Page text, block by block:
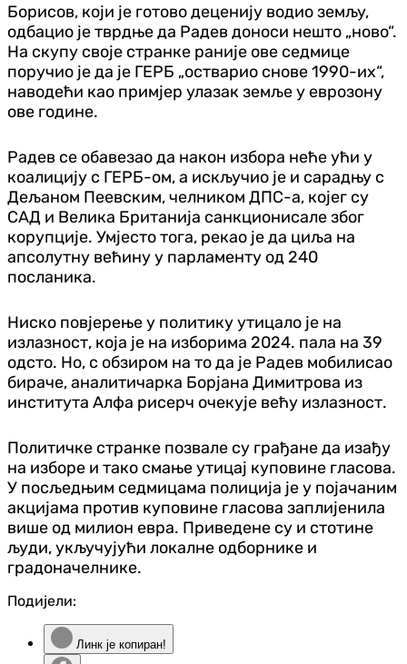
Борисов, који је готово деценију водио земљу,
одбацио је тврдње да Радев доноси нешто „ново“.
На скупу своје странке раније ове седмице
поручио је да је ГЕРБ „остварио снове 1990-их“,
наводећи као примјер улазак земље у еврозону
ове године.
Радев се обавезао да након избора неће ући у
коалицију с ГЕРБ-ом, а искључио је и сарадњу с
Дељаном Пеевским, челником ДПС-а, којег су
САД и Велика Британија санкционисале због
корупције. Умјесто тога, рекао је да циља на
апсолутну већину у парламенту од 240
посланика.
Ниско повјерење у политику утицало је на
излазност, која је на изборима 2024. пала на 39
одсто. Но, с обзиром на то да је Радев мобилисао
бираче, аналитичарка Борјана Димитрова из
института Алфа рисерч очекује већу излазност.
Политичке странке позвале су грађане да изађу
на изборе и тако смање утицај куповине гласова.
У посљедњим седмицама полиција је у појачаним
акцијама против куповине гласова заплијенила
више од милион евра. Приведене су и стотине
људи, укључујући локалне одборнике и
градоначелнике.
Подијели:
Линк је копиран!